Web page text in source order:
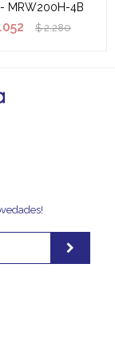
MRW200H-4B
$ 2.280